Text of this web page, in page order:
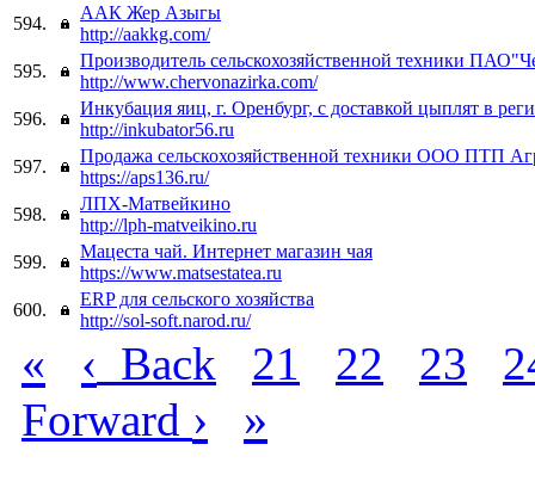
594.
ААК Жер Азыгы
http://aakkg.com/
595.
Производитель сельскохозяйственной техники
http://www.chervonazirka.com/
596.
Инкубация яиц, г. Оренбург, с доставкой цыплят в
http://inkubator56.ru
597.
Продажа сельскохозяйственной техники ООО ПТП
https://aps136.ru/
598.
ЛПХ-Матвейкино
http://lph-matveikino.ru
599.
Мацеста чай. Интернет магазин чая
https://www.matsestatea.ru
600.
ERP для сельского хозяйства
http://sol-soft.narod.ru/
« ‹ Back 21 22 23
Forward › »